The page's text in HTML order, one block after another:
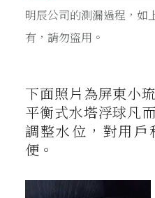
明辰公司的測漏過程，如
有，請勿盜用。
下面照片為屏東小
平衡式水塔浮球凡
調整水位，對用戶
便。